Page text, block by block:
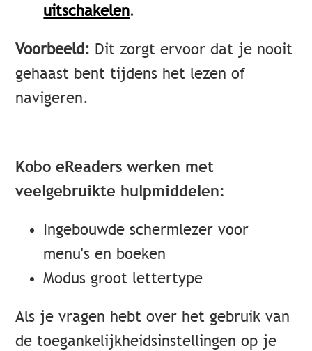
uitschakelen.
Voorbeeld: Dit zorgt ervoor dat je nooit
gehaast bent tijdens het lezen of
navigeren.
Kobo eReaders werken met
veelgebruikte hulpmiddelen:
Ingebouwde schermlezer voor
menu's en boeken
Modus groot lettertype
Als je vragen hebt over het gebruik van
de toegankelijkheidsinstellingen op je